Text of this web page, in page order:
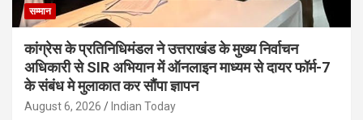
सम्मान
कांग्रेस के प्रतिनिधिमंडल ने उत्तराखंड के मुख्य निर्वाचन
अधिकारी से SIR अभियान में ऑनलाइन माध्यम से दायर फॉर्म-7
के संबंध मे मुलाकात कर सौंपा ज्ञापन
August 6, 2026 Indian Today